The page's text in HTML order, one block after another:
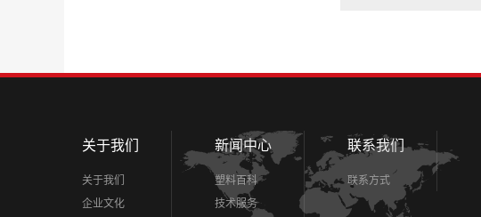
关于我们
关于我们
企业文化
新闻中心
塑料百科
技术服务
联系我们
联系方式